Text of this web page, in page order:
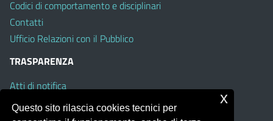
Codici di comportamento e disciplinari
Contatti
Ufficio Relazioni con il Pubblico
TRASPARENZA
Atti di notifica
Albo on line
Questo sito rilascia cookies tecnici per
x